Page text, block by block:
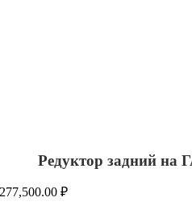
Редуктор задний на
277,500.00₽